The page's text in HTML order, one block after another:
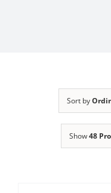
Sort by
Show48